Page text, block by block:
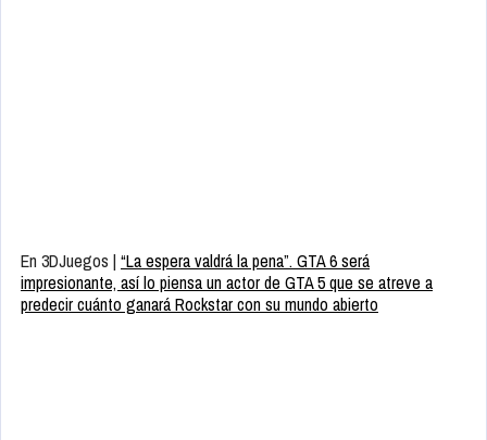
En 3DJuegos | “La espera valdrá la pena”. GTA 6 será
impresionante, así lo piensa un actor de GTA 5 que se atreve a
predecir cuánto ganará Rockstar con su mundo abierto